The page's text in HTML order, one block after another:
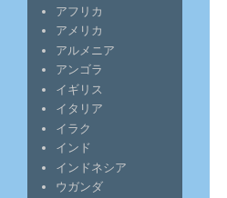
アフリカ
アメリカ
アルメニア
アンゴラ
イギリス
イタリア
イラク
インド
インドネシア
ウガンダ